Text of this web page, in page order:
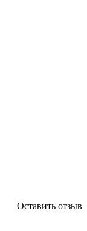
Оставить отзыв